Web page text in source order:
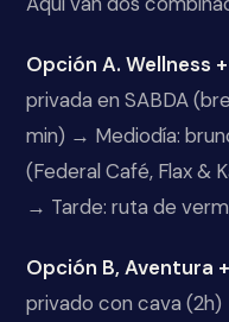
Opción A. Wellness
privada en SABDA
min) → Mediodía:
(Federal Café, Flax &
→ Tarde: ruta de
Opción B, Aventura
privado con cava